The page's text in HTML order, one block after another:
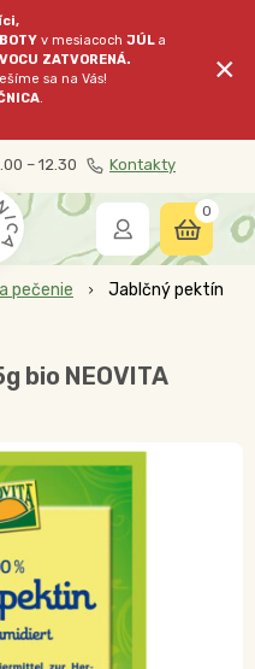
v mesiacochJÚL a
ZATVORENÁ.
sa na Vás!
.
×
– 12.30 Kontakty
0
pečenie
Jablčný pektín
bio NEOVITA